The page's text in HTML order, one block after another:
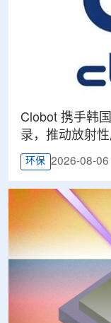
Clobot 携手韩
录，推动放射
环保 2026-08-06